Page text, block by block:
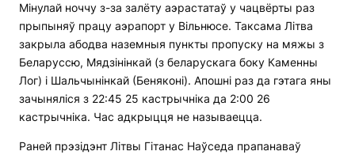
Мінулай ноччу з-за залёту аэрастатаў у чацвёрты раз
прыпыняў працу аэрапорт у Вільнюсе. Таксама Літва
закрыла абодва наземныя пункты пропуску на мяжы з
Беларуссю, Мядзінінкай (з беларускага боку Каменны
Лог) і Шальчынінкай (Беняконі). Апошні раз да гэтага яны
зачыняліся з 22:45 25 кастрычніка да 2:00 26
кастрычніка. Час адкрыцця не называецца.
Раней прэзідэнт Літвы Гітанас Наўседа прапанаваў